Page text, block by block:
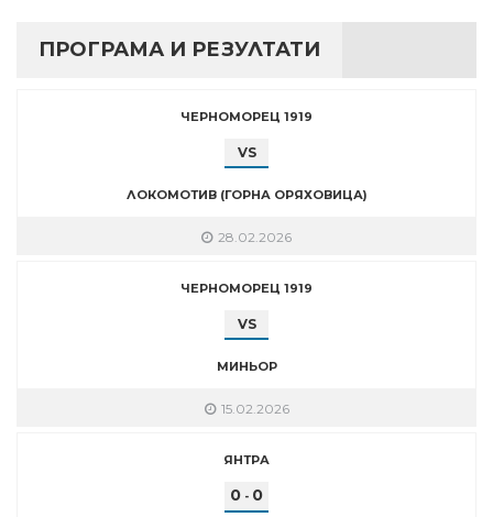
ПРОГРАМА И РЕЗУЛТАТИ
ЧЕРНОМОРЕЦ 1919
VS
ЛОКОМОТИВ (ГОРНА ОРЯХОВИЦА)
28.02.2026
ЧЕРНОМОРЕЦ 1919
VS
МИНЬОР
15.02.2026
ЯНТРА
0 - 0